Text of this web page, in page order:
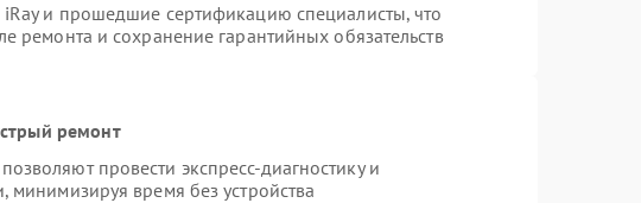
и прошедшие сертификацию специалисты, что
ремонта и сохранение гарантийных обязательств
ремонт
провести экспресс-диагностику и
минимизируя время без устройства